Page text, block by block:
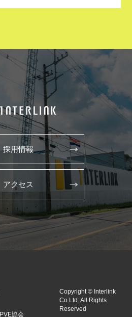
採用情報
アクセス
PVE協会
Copyright © Interlink
Co Ltd. All Rights
Reserved